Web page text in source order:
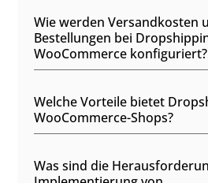
Wie werden Versandkosten
Bestellungen bei
WooCommerce konfiguriert?
Welche Vorteile bietet
WooCommerce-Shops?
Was sind die